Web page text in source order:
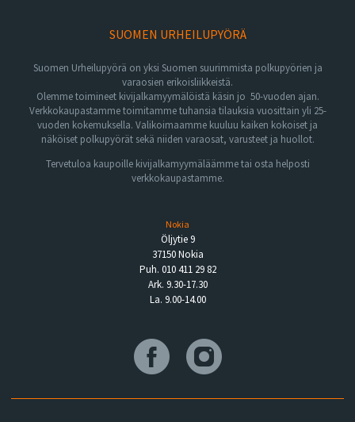
SUOMEN URHEILUPYÖRÄ
Suomen Urheilupyörä on yksi Suomen suurimmista polkupyörien ja
varaosien erikoisliikkeistä.
Olemme toimineet kivijalkamyymälöistä käsin jo 50-vuoden ajan.
Verkkokaupastamme toimitamme tuhansia tilauksia vuosittain yli 25-
vuoden kokemuksella. Valikoimaamme kuuluu kaiken kokoiset ja
näköiset polkupyörät sekä niiden varaosat, varusteet ja huollot.
Tervetuloa kaupoille kivijalkamyymäläämme tai osta helposti
verkkokaupastamme.
Nokia
Öljytie 9
37150 Nokia
Puh. 010 411 29 82
Ark. 9.30-17.30
La. 9.00-14.00